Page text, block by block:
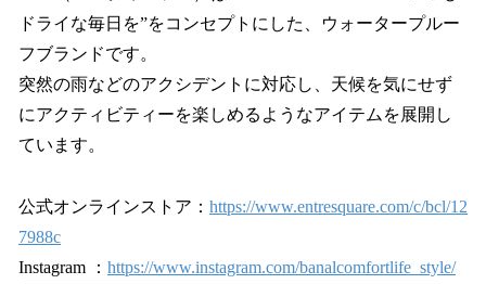
ドライな毎日を”をコンセプトにした、ウォータープルー
フブランドです。
突然の雨などのアクシデントに対応し、天候を気にせず
にアクティビティーを楽しめるようなアイテムを展開し
ています。
公式オンラインストア： https://www.entresquare.com/c/bcl/12
7988c
Instagram ： https://www.instagram.com/banalcomfortlife_style/